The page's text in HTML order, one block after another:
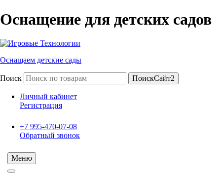
Оснащение для детских садов
Оснащаем детские сады
Поиск ПоискСайт2
Личный кабинет
Регистрация
+7 995-470-07-08
Обратный звонок
Меню